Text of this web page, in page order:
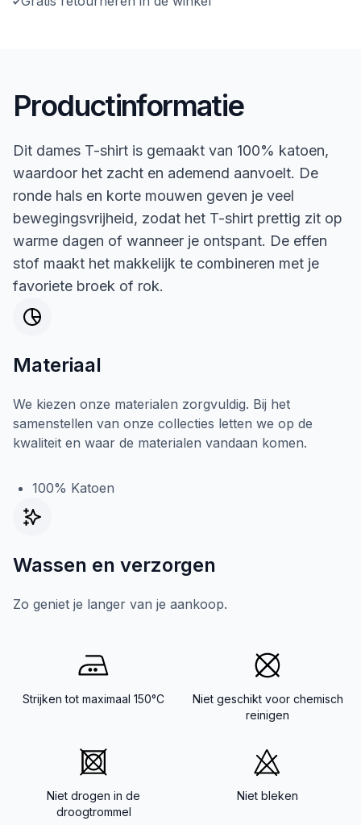
Productinformatie
Dit dames T-shirt is gemaakt van 100% katoen,
waardoor het zacht en ademend aanvoelt. De
ronde hals en korte mouwen geven je veel
bewegingsvrijheid, zodat het T-shirt prettig zit op
warme dagen of wanneer je ontspant. De effen
stof maakt het makkelijk te combineren met je
favoriete broek of rok.
Materiaal
We kiezen onze materialen zorgvuldig. Bij het
samenstellen van onze collecties letten we op de
kwaliteit en waar de materialen vandaan komen.
100% Katoen
Wassen en verzorgen
Zo geniet je langer van je aankoop.
Strijken tot maximaal 150°C
Niet geschikt voor chemisch
reinigen
Niet drogen in de
droogtrommel
Niet bleken